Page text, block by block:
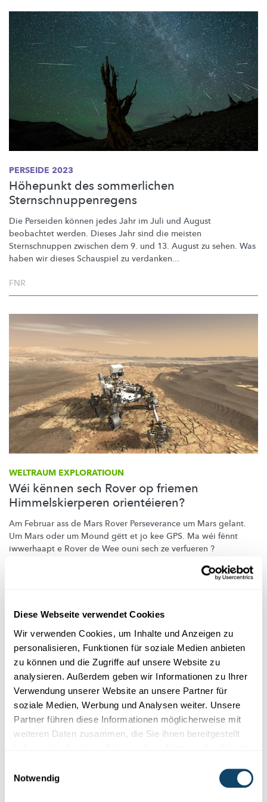
Diese Webseite verwendet Cookies
Wir verwenden Cookies, um Inhalte und Anzeigen zu
personalisieren, Funktionen für soziale Medien anbieten
zu können und die Zugriffe auf unsere Website zu
analysieren. Außerdem geben wir Informationen zu Ihrer
Verwendung unserer Website an unsere Partner für
soziale Medien, Werbung und Analysen weiter. Unsere
Partner führen diese Informationen möglicherweise mit
weiteren Daten zusammen, die Sie ihnen bereitgestellt
Notwendig
PERSEIDE 2023
Höhepunkt des sommerlichen
Sternschnuppenregens
Die Perseiden können jedes Jahr im Juli und August
beobachtet werden. Dieses Jahr sind die meisten
Sternschnuppen zwischen dem 9. und 13. August zu sehen. Was
haben wir dieses Schauspiel zu verdanken...
FNR
WELTRAUM EXPLORATIOUN
Wéi kënnen sech Rover op friemen
Himmelskierperen orientéieren?
Am Februar ass de Mars Rover Perseverance um Mars gelant.
Um Mars oder um Mound gëtt et jo kee GPS. Ma wéi fënnt
iwwerhaapt e Rover de Wee ouni sech ze verfueren ?
Entwicklung und Erprobung neuer